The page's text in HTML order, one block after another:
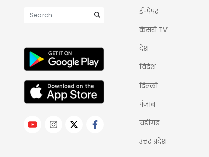
ई-पेपर
केसरी TV
देश
विदेश
दिल्ली
पंजाब
चंडीगढ़
उत्तर प्रदेश